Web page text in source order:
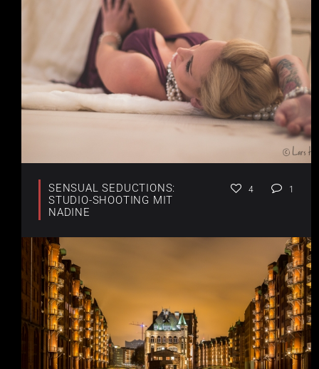
SENSUAL SEDUCTIONS:
STUDIO-SHOOTING MIT
NADINE
4 1